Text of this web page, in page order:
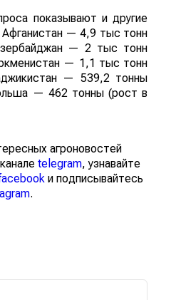
показывают и другие
— 4,9 тыс тонн
— 2 тыс тонн
— 1,1 тыс тонн
— 539,2 тонны
— 462 тонны (рост в
агроновостей
telegram, узнавайте
и подписывайтесь
.